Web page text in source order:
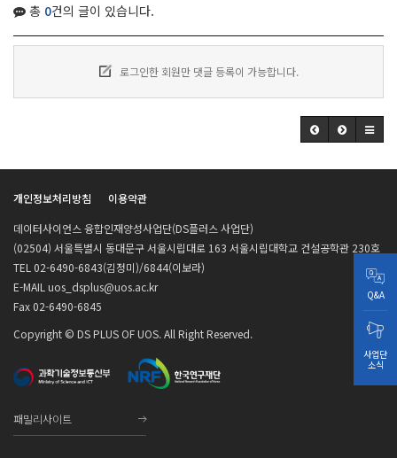
총 0건의 글이 있습니다.
로그인한 회원만 댓글 등록이 가능합니다.
데이터사이언스 융합인재양성사업단(DS플러스 사업단)
(02504) 서울특별시 동대문구 서울시립대로 163 서울시립대학교 건설공학관 230호
TEL 02-6490-6843(김정미)/6844(이보라)
E-MAIL uos_dsplus@uos.ac.kr
Fax 02-6490-6845
Copyright © DS PLUS OF UOS. All Right Reserved.
개인정보처리방침 이용약관
패밀리사이트
Q&A
사업단
소식